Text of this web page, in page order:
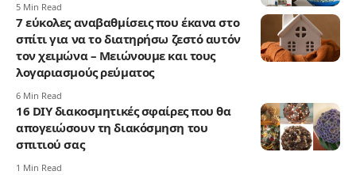
5 Min Read
7 εύκολες αναβαθμίσεις που έκανα στο
σπίτι για να το διατηρήσω ζεστό αυτόν
τον χειμώνα – Mειώνουμε και τους
λογαριασμούς ρεύματος
6 Min Read
16 DIY διακοσμητικές σφαίρες που θα
απογειώσουν τη διακόσμηση του
σπιτιού σας
1 Min Read